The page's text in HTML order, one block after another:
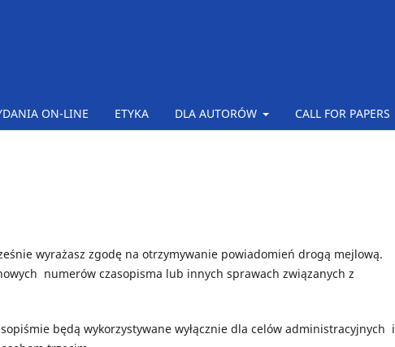
ON-LINE ETYKA DLA AUTORÓW CALL FOR PAPERS
wyrażasz zgodę na otrzymywanie powiadomień drogą mejlową.
numerów czasopisma lub innych sprawach związanych z
będą wykorzystywane wyłącznie dla celów administracyjnych i